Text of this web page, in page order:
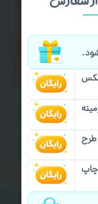
هماهنگی
طرح
چاپ